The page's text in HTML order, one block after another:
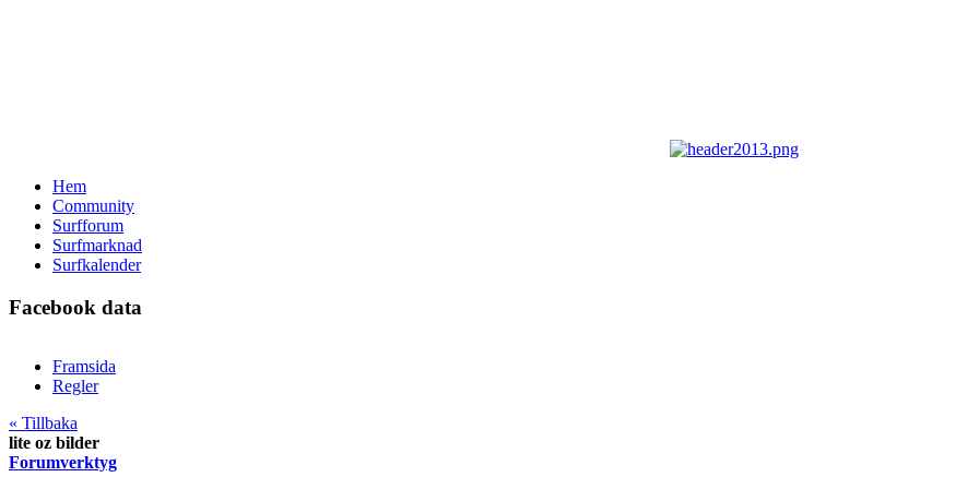
Hem
Community
Surfforum
Surfmarknad
Surfkalender
Facebook data
Framsida
Regler
« Tillbaka
lite oz bilder
Forumverktyg